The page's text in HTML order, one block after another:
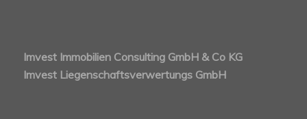
Imvest Immobilien Consulting GmbH & Co KG
Imvest Liegenschaftsverwertungs GmbH